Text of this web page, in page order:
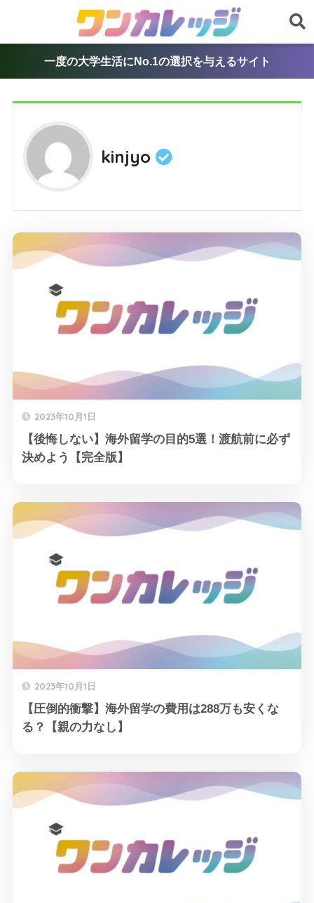
一度の大学生活にNo.1の選択を与えるサイト
kinjyo
2023年10月1日
【後悔しない】海外留学の目的5選！渡航前に必ず
決めよう【完全版】
2023年10月1日
【圧倒的衝撃】海外留学の費用は288万も安くな
る？【親の力なし】